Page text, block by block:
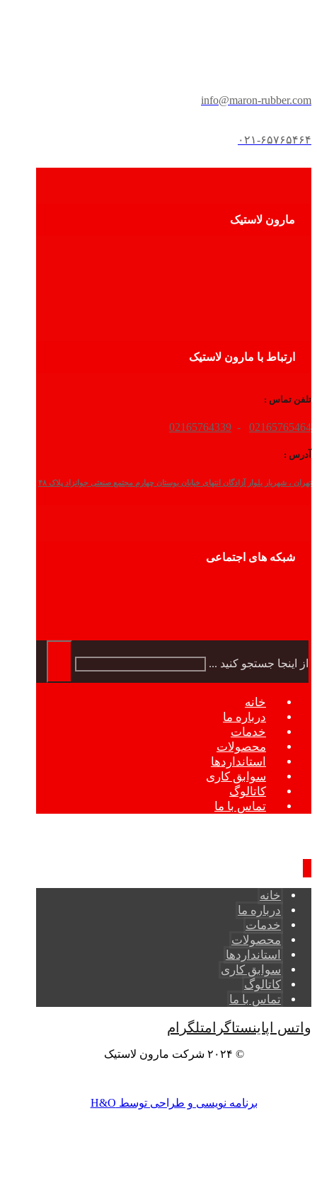
info@maron-rubber.com
۰۲۱-۶۵۷۶۵۴۶۴
مارون لاستیک
ارتباط با مارون لاستیک
تلفن تماس :
02165765464
-
02165764339
آدرس :
تهران ، شهریار بلوار آزادگان انتهای خیابان بوستان چهارم مجتمع صنعتی جوانزاد پلاک ۴۸
شبکه های اجتماعی
از اینجا جستجو کنید ...
خانه
درباره ما
خدمات
محصولات
استانداردها
سوابق کاری
کاتالوگ
تماس با ما
خانه
درباره ما
خدمات
محصولات
استانداردها
سوابق کاری
کاتالوگ
تماس با ما
واتس اپاینستاگرامتلگرام
© ۲۰۲۴ شرکت مارون لاستیک
برنامه نویسی و طراحی توسط H&O